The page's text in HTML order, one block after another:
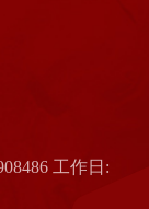
工作日: